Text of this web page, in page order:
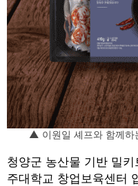
▲ 이원일 셰프와 함께하
청양군 농산물 기반 밀
주대학교 창업보육센터